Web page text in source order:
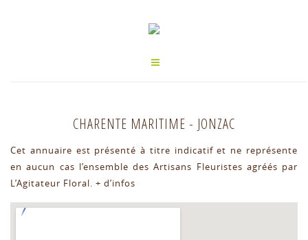
CHARENTE MARITIME - JONZAC
Cet annuaire est présenté à titre indicatif et ne représente
en aucun cas l’ensemble des Artisans Fleuristes agréés par
L’Agitateur Floral. + d’infos